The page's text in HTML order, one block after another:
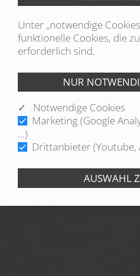
Unter „notwendige
funktionelle Cookies, die
erforderlich sind.
✓ Notwendige Cookies
Marketing (Google
...)
Drittanbieter (Youtube,